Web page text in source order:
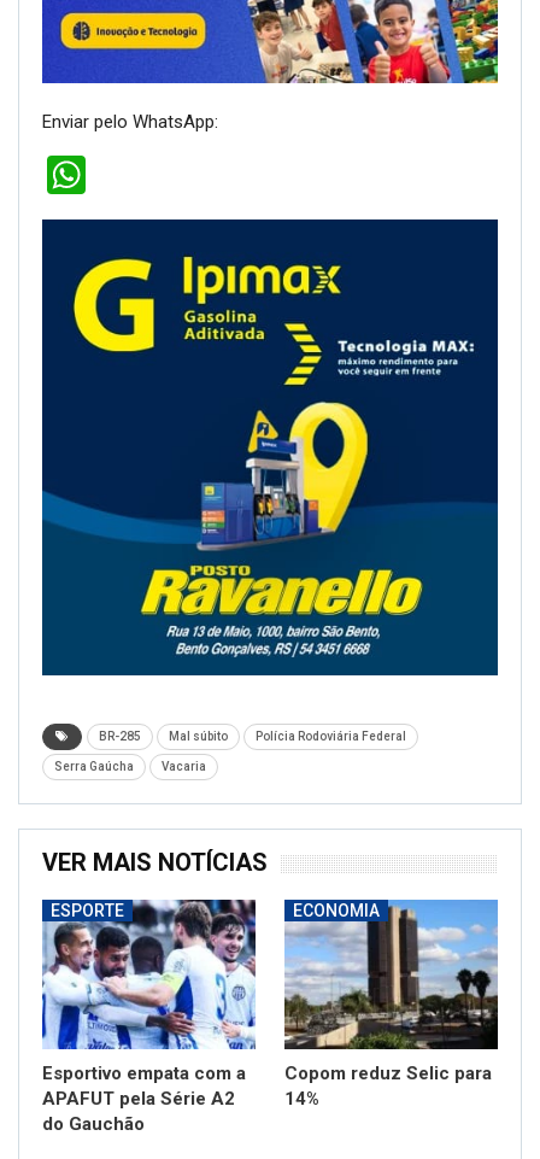
Enviar pelo WhatsApp:
BR-285 Mal súbito Polícia Rodoviária Federal
Serra Gaúcha Vacaria
VER MAIS NOTÍCIAS
ESPORTE
Esportivo empata com a
APAFUT pela Série A2
do Gauchão
ECONOMIA
Copom reduz Selic para
14%